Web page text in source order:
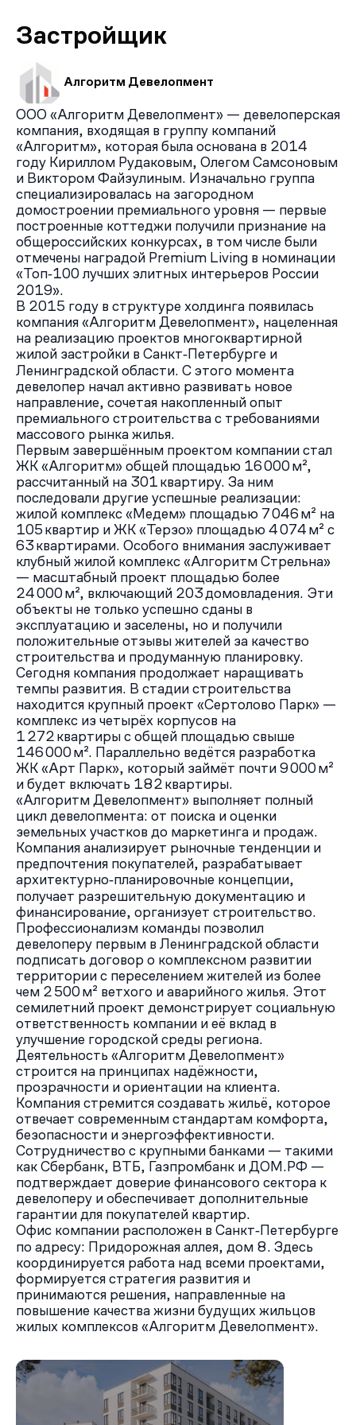
Застройщик
Алгоритм Девелопмент
ООО «Алгоритм Девелопмент» — девелоперская
компания, входящая в группу компаний
«Алгоритм», которая была основана в 2014
году Кириллом Рудаковым, Олегом Самсоновым
и Виктором Файзулиным. Изначально группа
специализировалась на загородном
домостроении премиального уровня — первые
построенные коттеджи получили признание на
общероссийских конкурсах, в том числе были
отмечены наградой Premium Living в номинации
«Топ‑100 лучших элитных интерьеров России
2019».
В 2015 году в структуре холдинга появилась
компания «Алгоритм Девелопмент», нацеленная
на реализацию проектов многоквартирной
жилой застройки в Санкт‑Петербурге и
Ленинградской области. С этого момента
девелопер начал активно развивать новое
направление, сочетая накопленный опыт
премиального строительства с требованиями
массового рынка жилья.
Первым завершённым проектом компании стал
ЖК «Алгоритм» общей площадью 16 000 м²,
рассчитанный на 301 квартиру. За ним
последовали другие успешные реализации:
жилой комплекс «Медем» площадью 7 046 м² на
105 квартир и ЖК «Терзо» площадью 4 074 м² с
63 квартирами. Особого внимания заслуживает
клубный жилой комплекс «Алгоритм Стрельна»
— масштабный проект площадью более
24 000 м², включающий 203 домовладения. Эти
объекты не только успешно сданы в
эксплуатацию и заселены, но и получили
положительные отзывы жителей за качество
строительства и продуманную планировку.
Сегодня компания продолжает наращивать
темпы развития. В стадии строительства
находится крупный проект «Сертолово Парк» —
комплекс из четырёх корпусов на
1 272 квартиры с общей площадью свыше
146 000 м². Параллельно ведётся разработка
ЖК «Арт Парк», который займёт почти 9 000 м²
и будет включать 182 квартиры.
«Алгоритм Девелопмент» выполняет полный
цикл девелопмента: от поиска и оценки
земельных участков до маркетинга и продаж.
Компания анализирует рыночные тенденции и
предпочтения покупателей, разрабатывает
архитектурно‑планировочные концепции,
получает разрешительную документацию и
финансирование, организует строительство.
Профессионализм команды позволил
девелоперу первым в Ленинградской области
подписать договор о комплексном развитии
территории с переселением жителей из более
чем 2 500 м² ветхого и аварийного жилья. Этот
семилетний проект демонстрирует социальную
ответственность компании и её вклад в
улучшение городской среды региона.
Деятельность «Алгоритм Девелопмент»
строится на принципах надёжности,
прозрачности и ориентации на клиента.
Компания стремится создавать жильё, которое
отвечает современным стандартам комфорта,
безопасности и энергоэффективности.
Сотрудничество с крупными банками — такими
как Сбербанк, ВТБ, Газпромбанк и ДОМ.РФ —
подтверждает доверие финансового сектора к
девелоперу и обеспечивает дополнительные
гарантии для покупателей квартир.
Офис компании расположен в Санкт‑Петербурге
по адресу: Придорожная аллея, дом 8. Здесь
координируется работа над всеми проектами,
формируется стратегия развития и
принимаются решения, направленные на
повышение качества жизни будущих жильцов
жилых комплексов «Алгоритм Девелопмент».